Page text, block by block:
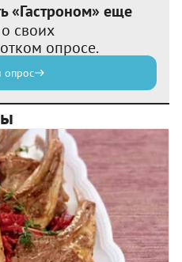
«Гастроном» еще
своих
опросе.
опрос